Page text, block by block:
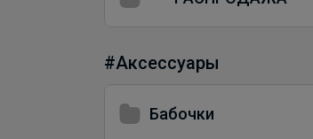
#Аксессуары
Бабочки